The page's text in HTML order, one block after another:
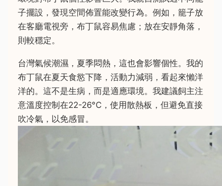
子擺設，發現空間佈置能改變行為。例如，籠子放
在客廳電視旁，布丁鼠容易焦慮；放在安靜角落，
則較穩定。
台灣氣候潮濕，夏季悶熱，這也會影響個性。我的
布丁鼠在夏天食慾下降，活動力減弱，看起來懶洋
洋的。這不是生病，而是適應環境。我建議飼主注
意溫度控制在22-26°C，使用散熱板，但避免直接
吹冷氣，以免感冒。